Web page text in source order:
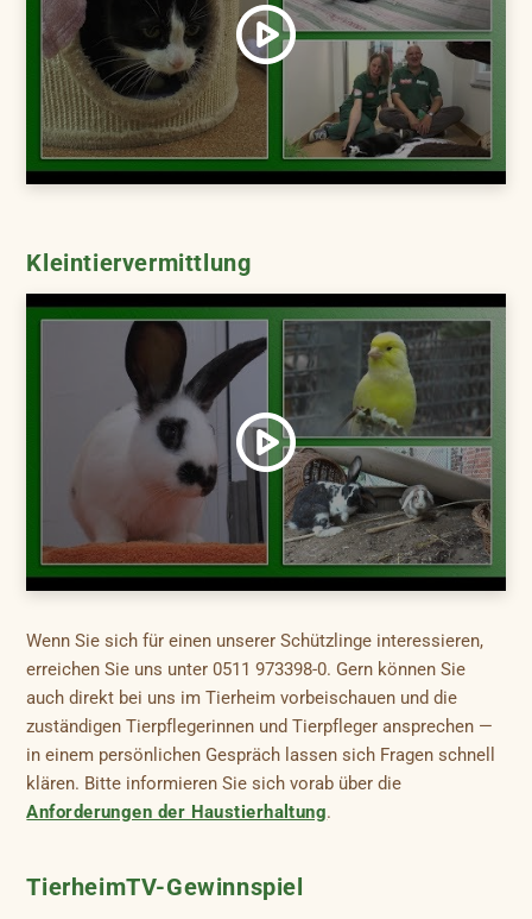
Kleintiervermittlung
Wenn Sie sich für einen unserer Schützlinge interessieren,
erreichen Sie uns unter 0511 973398-0. Gern können Sie
auch direkt bei uns im Tierheim vorbeischauen und die
zuständigen Tierpflegerinnen und Tierpfleger ansprechen —
in einem persönlichen Gespräch lassen sich Fragen schnell
klären. Bitte informieren Sie sich vorab über die
Anforderungen der Haustierhaltung.
TierheimTV-Gewinnspiel